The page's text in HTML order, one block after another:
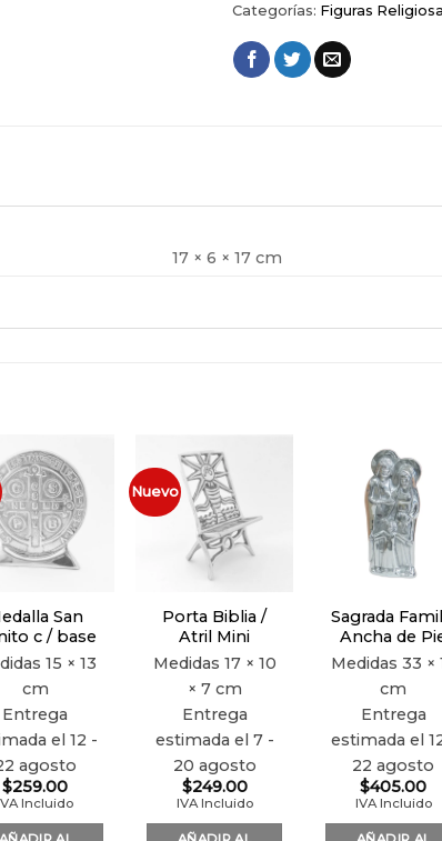
Categorías: Figuras
17 × 6 × 17 cm
Añadir
a la
lista de
deseos
San
c / base
15 × 13
cm
Entrega
el 12 -
agosto
$259.00
Incluido
Nuevo
Añadir
lista de
deseos
Porta Biblia /
Atril Mini
Medidas 17 × 10
× 7 cm
Entrega
estimada el 7 -
20 agosto
$249.00
IVA Incluido
lista
Sagrada
Ancha de
Medidas 33 ×
cm
Entrega
estimada el
22 agosto
$405.00
IVA Incluido